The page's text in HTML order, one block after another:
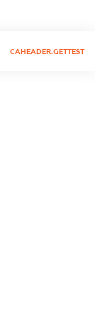
CAHEADER.GETTEST